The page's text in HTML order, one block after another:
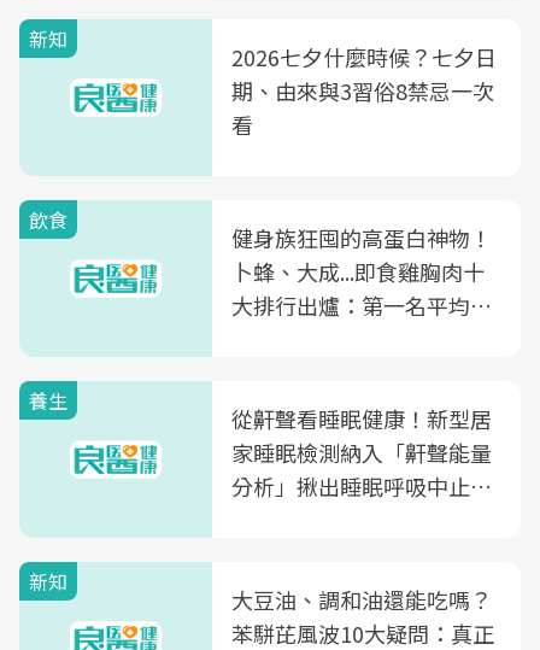
新知
2026七夕什麼時候？七夕日
期、由來與3習俗8禁忌一次
看
飲食
健身族狂囤的高蛋白神物！
卜蜂、大成...即食雞胸肉十
大排行出爐：第一名平均一
養生
從鼾聲看睡眠健康！新型居
家睡眠檢測納入「鼾聲能量
分析」揪出睡眠呼吸中止症
新知
大豆油、調和油還能吃嗎？
苯駢芘風波10大疑問：真正